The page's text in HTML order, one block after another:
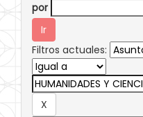
por
Filtros actuales: